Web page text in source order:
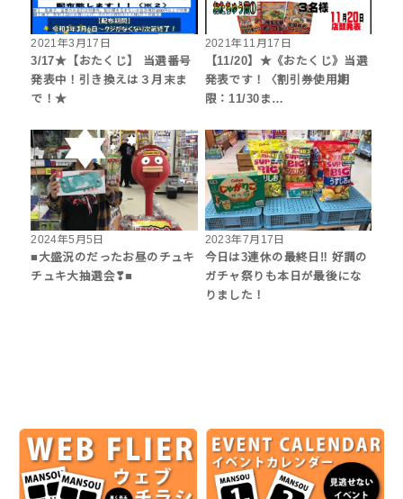
2021年3月17日
3/17★【おたくじ】 当選番号
発表中！引き換えは３月末ま
で！★
2021年11月17日
【11/20】★《おたくじ》当選
発表です！〈割引券使用期
限：11/30ま…
2024年5月5日
■大盛況のだったお昼のチュキ
チュキ大抽選会❣■
2023年7月17日
今日は3連休の最終日‼︎ 好調の
ガチャ祭りも本日が最後にな
りました！